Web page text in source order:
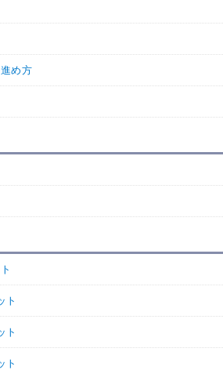
め方
ト
ト
ト